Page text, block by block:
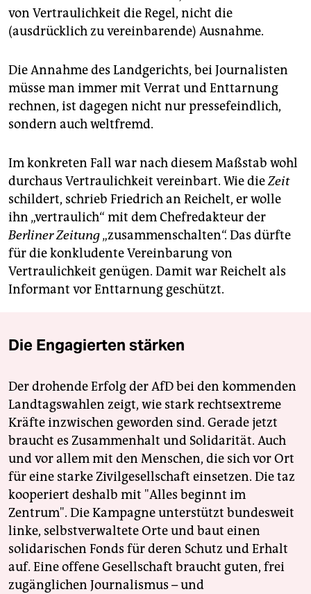
von Vertraulichkeit die Regel, nicht die
(ausdrücklich zu vereinbarende) Ausnahme.
Die Annahme des Landgerichts, bei Journalisten
müsse man immer mit Verrat und Enttarnung
rechnen, ist dagegen nicht nur pressefeindlich,
sondern auch weltfremd.
Im konkreten Fall war nach diesem Maßstab wohl
durchaus Vertraulichkeit vereinbart. Wie dieZeit
schildert, schrieb Friedrich an Reichelt, er wolle
ihn „vertraulich“ mit dem Chefredakteur der
Berliner Zeitung„zusammenschalten“. Das dürfte
für die konkludente Vereinbarung von
Vertraulichkeit genügen. Damit war Reichelt als
Informant vor Enttarnung geschützt.
Die Engagierten stärken
Der drohende Erfolg der AfD bei den kommenden
Landtagswahlen zeigt, wie stark rechtsextreme
Kräfte inzwischen geworden sind. Gerade jetzt
braucht es Zusammenhalt und Solidarität. Auch
und vor allem mit den Menschen, die sich vor Ort
für eine starke Zivilgesellschaft einsetzen. Die taz
kooperiert deshalb mit "Alles beginnt im
Zentrum". Die Kampagne unterstützt bundesweit
linke, selbstverwaltete Orte und baut einen
solidarischen Fonds für deren Schutz und Erhalt
auf. Eine offene Gesellschaft braucht guten, frei
zugänglichen Journalismus – und